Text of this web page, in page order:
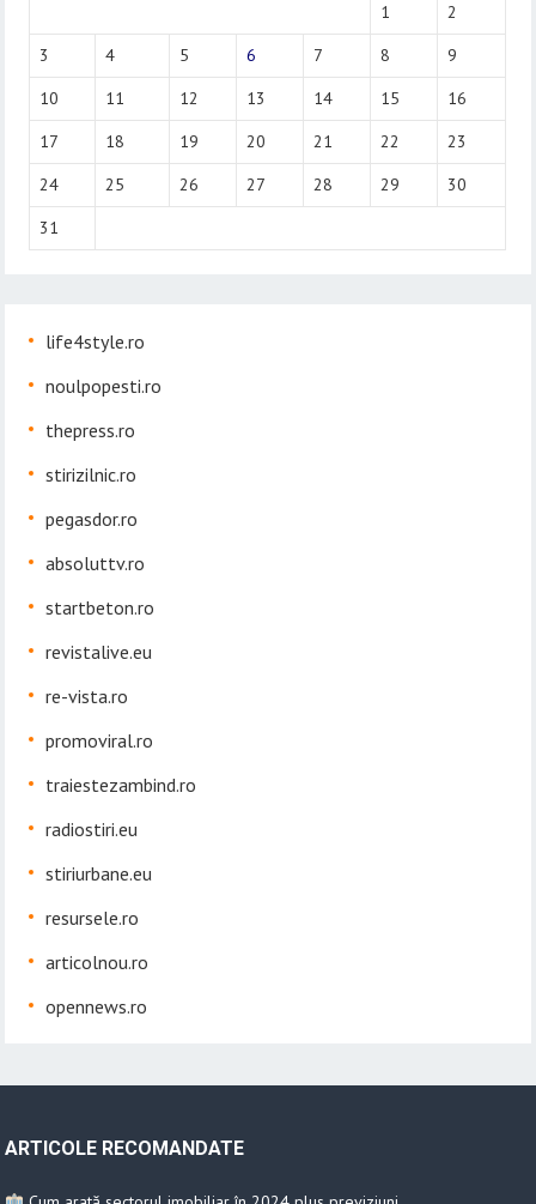
1
2
3
4 5 6 7 8
9
10
11 12 13 14 15
16
17
18 19 20 21 22
23
24
25 26 27 28 29
30
31
life4style.ro
noulpopesti.ro
thepress.ro
stirizilnic.ro
pegasdor.ro
absoluttv.ro
startbeton.ro
revistalive.eu
re-vista.ro
promoviral.ro
traiestezambind.ro
radiostiri.eu
stiriurbane.eu
resursele.ro
articolnou.ro
opennews.ro
ARTICOLE RECOMANDATE